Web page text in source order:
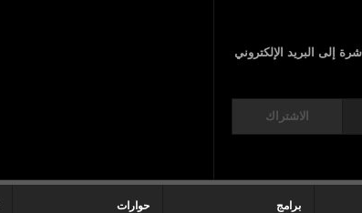
إلى البريد الإلكتروني
الاشتراك
برامج حوارات